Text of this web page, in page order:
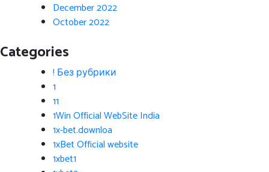
December 2022
October 2022
Categories
! Без рубрики
1
11
1Win Official WebSite India
1x-bet.downloa
1xBet Official website
1xbet1